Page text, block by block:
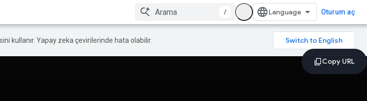
/ Oturum aç
kullanır. Yapay zeka çevirilerinde hata olabilir.